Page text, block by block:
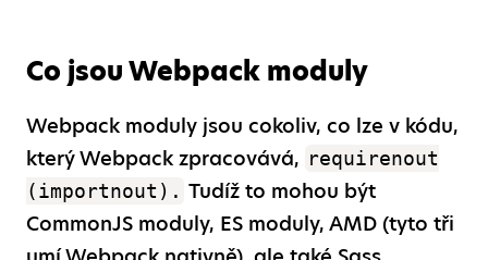
Co jsou Webpack moduly
Webpack moduly jsou cokoliv, co lze v kódu,
který Webpack zpracovává, requirenout
(importnout). Tudíž to mohou být
CommonJS moduly, ES moduly, AMD (tyto tři